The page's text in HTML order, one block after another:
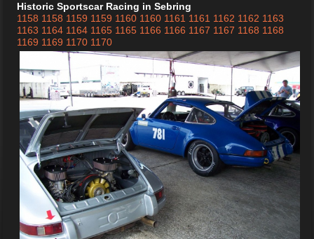
Historic Sportscar Racing in Sebring
1158 1158 1159 1159 1160 1160 1161 1161 1162 1162 1163
1163 1164 1164 1165 1165 1166 1166 1167 1167 1168 1168
1169 1169 1170 1170